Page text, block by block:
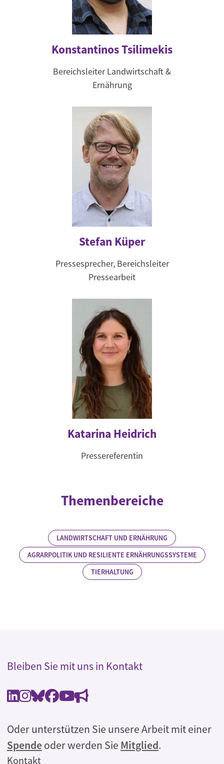
Konstantinos Tsilimekis
Bereichsleiter Landwirtschaft &
Ernährung
Stefan Küper
Pressesprecher, Bereichsleiter
Pressearbeit
Katarina Heidrich
Pressereferentin
Themenbereiche
LANDWIRTSCHAFT UND ERNÄHRUNG
AGRARPOLITIK UND RESILIENTE ERNÄHRUNGSSYSTEME
TIERHALTUNG
Bleiben Sie mit uns in Kontakt
Oder unterstützen Sie unsere Arbeit mit einer
Spendeoder werden Sie Mitglied.
Rechtliches
Kontakt